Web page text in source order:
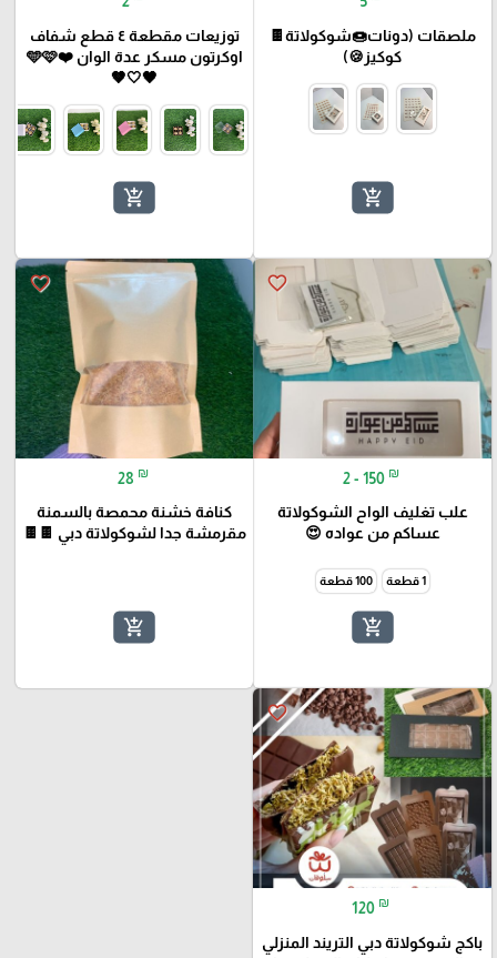
ملصقات (دونات🍩شوكولاتة🍫
كوكيز🍪)
add_shopping_cart
توزيعات مقطعة ٤ قطع شفاف
اوكرتون مسكر عدة الوان ❤️🩵🩷
🖤🤍🤎
add_shopping_cart
favorite_border
2 - 150 ₪
علب تغليف الواح الشوكولاتة
عساكم من عواده 😍
1 قطعة 100 قطعة
add_shopping_cart
favorite_border
28 ₪
كنافة خشنة محمصة بالسمنة
مقرمشة جدا لشوكولاتة دبي 🍫🍫
add_shopping_cart
favorite_border
120 ₪
باكج شوكولاتة دبي التريند المنزلي